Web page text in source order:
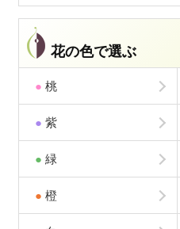
花の色で選ぶ
● 桃
● 紫
● 緑
● 橙